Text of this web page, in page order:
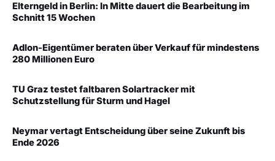
Elterngeld in Berlin: In Mitte dauert die Bearbeitung im
Schnitt 15 Wochen
Adlon-Eigentümer beraten über Verkauf für mindestens
280 Millionen Euro
TU Graz testet faltbaren Solartracker mit
Schutzstellung für Sturm und Hagel
Neymar vertagt Entscheidung über seine Zukunft bis
Ende 2026